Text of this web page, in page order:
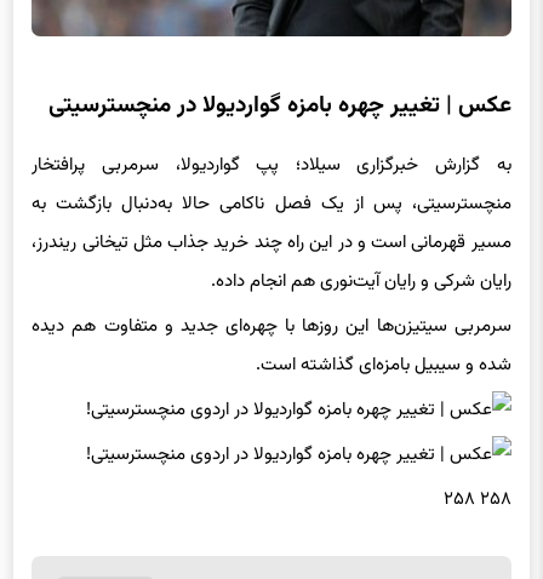
عکس | تغییر چهره بامزه گواردیولا در منچسترسیتی
به گزارش خبرگزاری سیلاد؛ پپ گواردیولا، سرمربی پرافتخار
منچسترسیتی، پس از یک فصل ناکامی حالا به‌دنبال بازگشت به
مسیر قهرمانی است و در این راه چند خرید جذاب مثل تیخانی ریندرز،
رایان شرکی و رایان آیت‌نوری هم انجام داده.
سرمربی سیتیزن‌ها این روزها با چهره‌ای جدید و متفاوت هم دیده
شده و سیبیل بامزه‌ای گذاشته است.
۲۵۸ ۲۵۸